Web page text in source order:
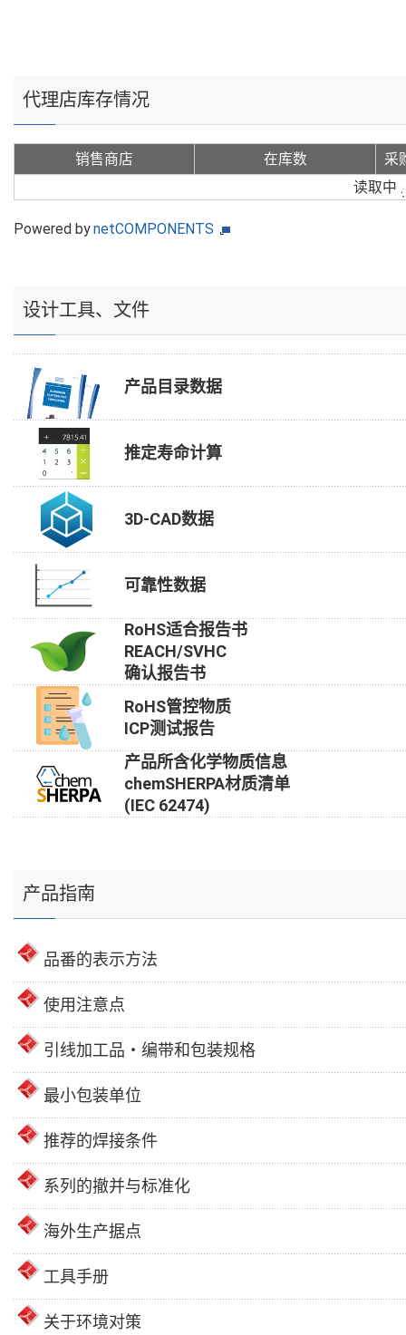
代理店库存情况
销售商店 在库数
采
读取中
Powered bynetCOMPONENTS
设计工具、文件
产品目录数据
推定寿命计算
3D-CAD数据
可靠性数据
RoHS适合报告书
REACH/SVHC
确认报告书
RoHS管控物质
ICP测试报告
产品所含化学物质信息
chemSHERPA材质清单
(IEC 62474)
产品指南
品番的表示方法
使用注意点
引线加工品・编带和包装规格
最小包装单位
推荐的焊接条件
系列的撤并与标准化
海外生产据点
工具手册
关于环境对策